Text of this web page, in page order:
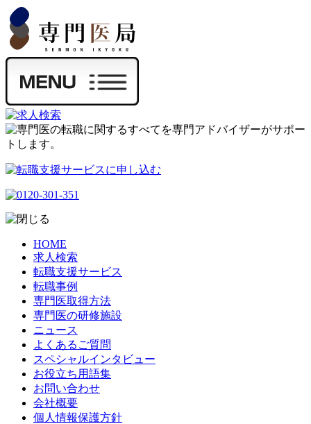
HOME
求人検索
転職支援サービス
転職事例
専門医取得方法
専門医の研修施設
ニュース
よくあるご質問
スペシャルインタビュー
お役立ち用語集
お問い合わせ
会社概要
個人情報保護方針